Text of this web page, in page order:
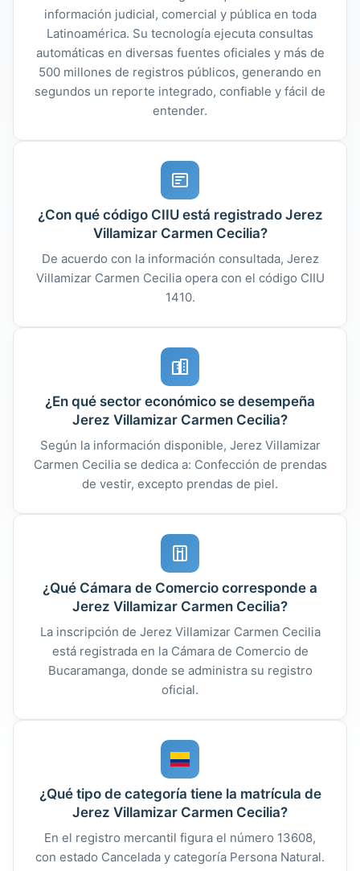
información judicial, comercial y pública en toda
Latinoamérica. Su tecnología ejecuta consultas
automáticas en diversas fuentes oficiales y más de
500 millones de registros públicos, generando en
segundos un reporte integrado, confiable y fácil de
entender.
¿Con qué código CIIU está registrado Jerez
Villamizar Carmen Cecilia?
De acuerdo con la información consultada, Jerez
Villamizar Carmen Cecilia opera con el código CIIU
1410.
¿En qué sector económico se desempeña
Jerez Villamizar Carmen Cecilia?
Según la información disponible, Jerez Villamizar
Carmen Cecilia se dedica a: Confección de prendas
de vestir, excepto prendas de piel.
¿Qué Cámara de Comercio corresponde a
Jerez Villamizar Carmen Cecilia?
La inscripción de Jerez Villamizar Carmen Cecilia
está registrada en la Cámara de Comercio de
Bucaramanga, donde se administra su registro
oficial.
¿Qué tipo de categoría tiene la matrícula de
Jerez Villamizar Carmen Cecilia?
En el registro mercantil figura el número 13608,
con estado Cancelada y categoría Persona Natural.